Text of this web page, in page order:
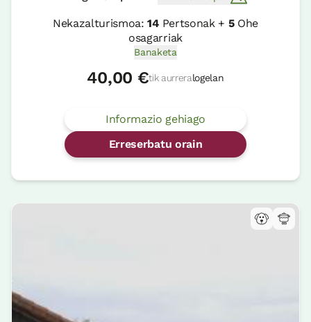
Nekazalturismoa:14Pertsonak + 5Ohe
osagarriak
Banaketa
40,00 €tik aurreralogelan
Informazio gehiago
Erreserbatu orain